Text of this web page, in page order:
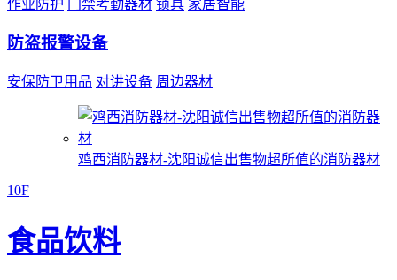
作业防护 门禁考勤器材 锁具 家居智能
防盗报警设备
安保防卫用品 对讲设备 周边器材
鸡西消防器材-沈阳诚信出售物超所值的消防器材
10F
食品饮料